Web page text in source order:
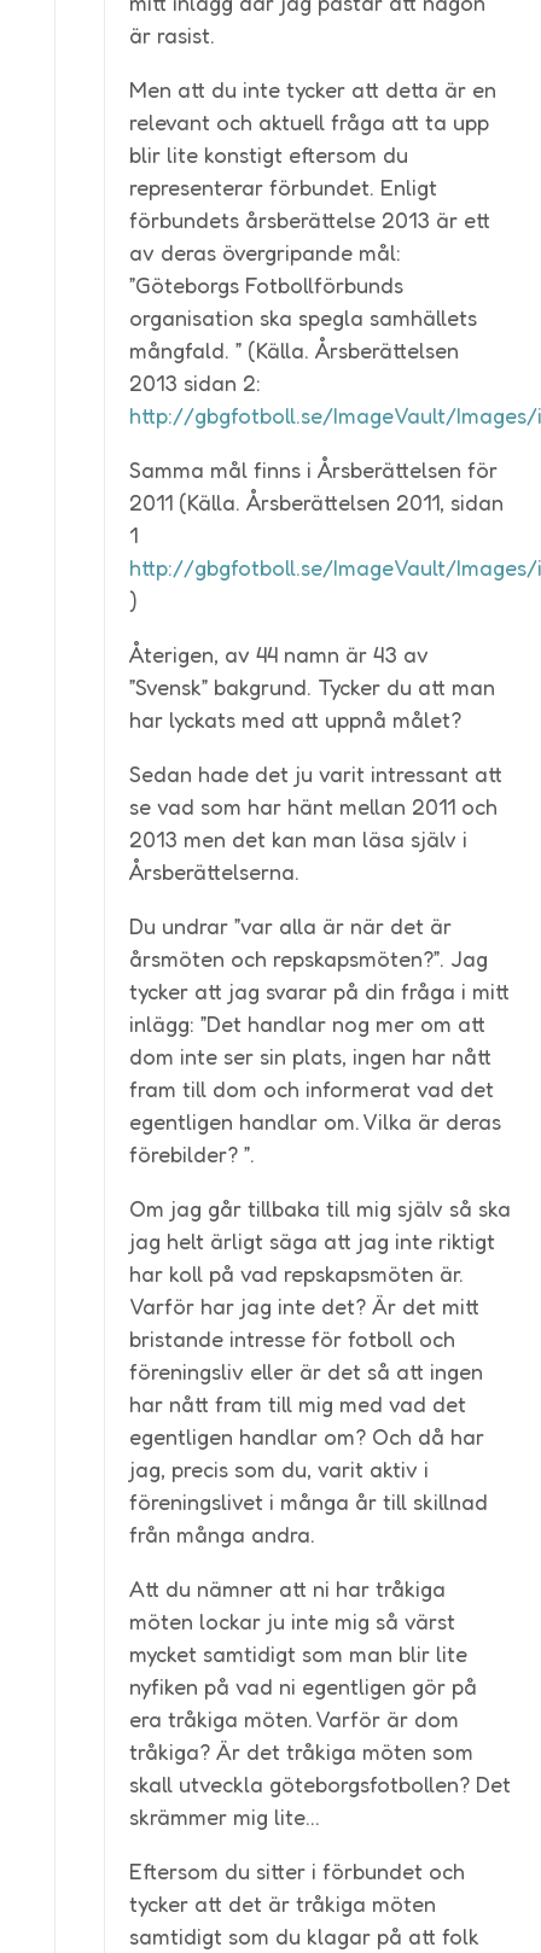
är rasist.
Men att du inte tycker att detta är en
relevant och aktuell fråga att ta upp
blir lite konstigt eftersom du
representerar förbundet. Enligt
förbundets årsberättelse 2013 är ett
av deras övergripande mål:
”Göteborgs Fotbollförbunds
organisation ska spegla samhällets
mångfald. ” (Källa. Årsberättelsen
2013 sidan 2:
http://gbgfotboll.se/ImageVault/
Samma mål finns i Årsberättelsen för
2011 (Källa. Årsberättelsen 2011, sidan
1
http://gbgfotboll.se/ImageVault/
)
Återigen, av 44 namn är 43 av
”Svensk” bakgrund. Tycker du att man
har lyckats med att uppnå målet?
Sedan hade det ju varit intressant att
se vad som har hänt mellan 2011 och
2013 men det kan man läsa själv i
Årsberättelserna.
Du undrar ”var alla är när det är
årsmöten och repskapsmöten?”. Jag
tycker att jag svarar på din fråga i mitt
inlägg: ”Det handlar nog mer om att
dom inte ser sin plats, ingen har nått
fram till dom och informerat vad det
egentligen handlar om. Vilka är deras
förebilder? ”.
Om jag går tillbaka till mig själv så ska
jag helt ärligt säga att jag inte riktigt
har koll på vad repskapsmöten är.
Varför har jag inte det? Är det mitt
bristande intresse för fotboll och
föreningsliv eller är det så att ingen
har nått fram till mig med vad det
egentligen handlar om? Och då har
jag, precis som du, varit aktiv i
föreningslivet i många år till skillnad
från många andra.
Att du nämner att ni har tråkiga
möten lockar ju inte mig så värst
mycket samtidigt som man blir lite
nyfiken på vad ni egentligen gör på
era tråkiga möten. Varför är dom
tråkiga? Är det tråkiga möten som
skall utveckla göteborgsfotbollen? Det
skrämmer mig lite…
Eftersom du sitter i förbundet och
tycker att det är tråkiga möten
samtidigt som du klagar på att folk